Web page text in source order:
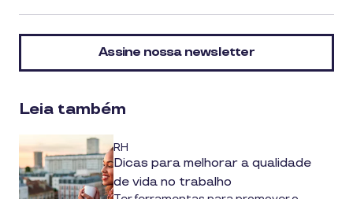
article
on
Assine nossa newsletter
Leia também
RH
Dicas para melhorar a qualidade
de vida no trabalho